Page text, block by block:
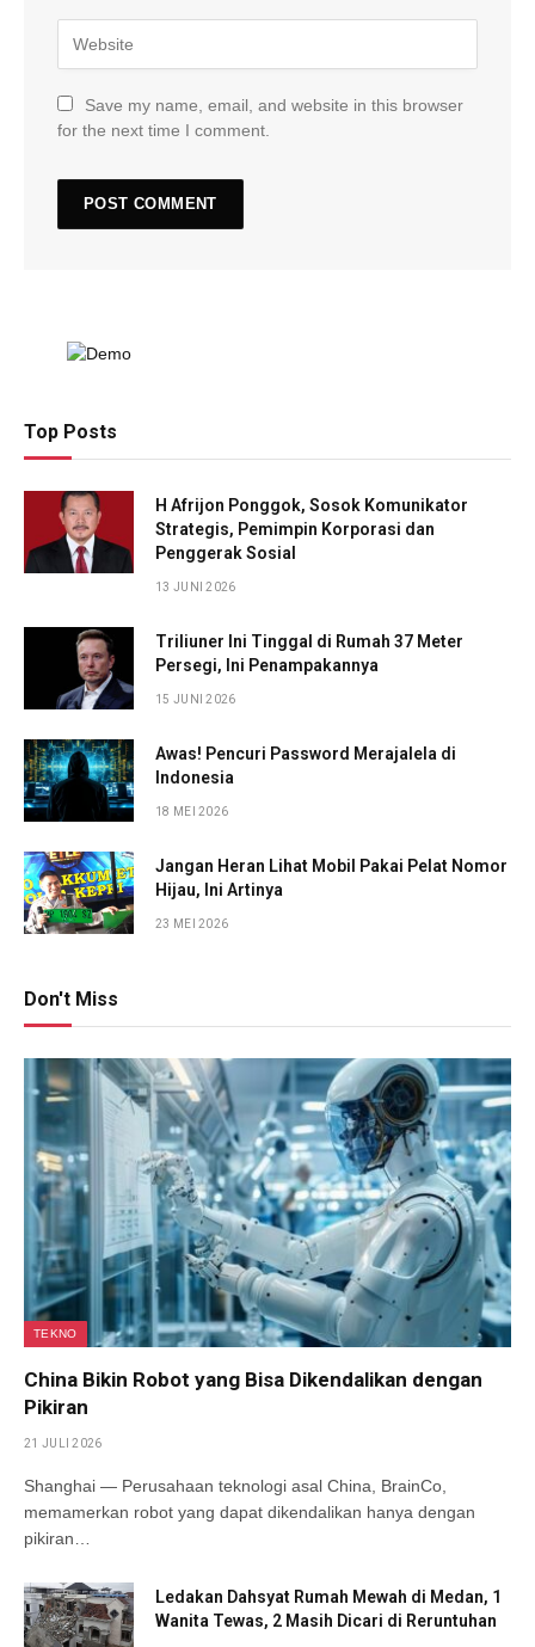
Save my name, email, and website in this browser
for the next time I comment.
Top Posts
H Afrijon Ponggok, Sosok Komunikator
Strategis, Pemimpin Korporasi dan
Penggerak Sosial
13 JUNI 2026
Triliuner Ini Tinggal di Rumah 37 Meter
Persegi, Ini Penampakannya
15 JUNI 2026
Awas! Pencuri Password Merajalela di
Indonesia
18 MEI 2026
Jangan Heran Lihat Mobil Pakai Pelat Nomor
Hijau, Ini Artinya
23 MEI 2026
Don't Miss
TEKNO
China Bikin Robot yang Bisa Dikendalikan dengan
Pikiran
21 JULI 2026
Shanghai — Perusahaan teknologi asal China, BrainCo,
memamerkan robot yang dapat dikendalikan hanya dengan
pikiran…
Ledakan Dahsyat Rumah Mewah di Medan, 1
Wanita Tewas, 2 Masih Dicari di Reruntuhan